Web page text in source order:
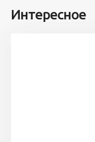
Интересное